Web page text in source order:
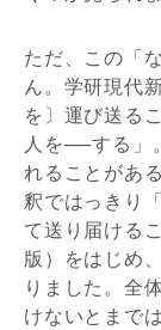
ただ、この「
ん。学研現代
を〕運び送る
人を──する」
れることがあ
釈ではっきり
て送り届ける
版）をはじめ
りました。全
けないとまで